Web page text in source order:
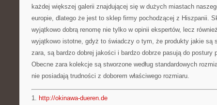
każdej większej galerii znajdującej się w dużych miastach
europie, dlatego że jest to sklep firmy pochodzącej z Hiszpanii.
wyjątkowo dobrą renomę nie tylko w opinii ekspertów, lecz
wyjątkowo istotne, gdyż to świadczy o tym, że produkty jakie są
zara, są bardzo dobrej jakości i bardzo dobrze pasują do postury
Obecne zara kolekcje są stworzone według standardowych
nie posiadają trudności z doborem właściwego rozmiaru.
1. http://okinawa-dueren.de